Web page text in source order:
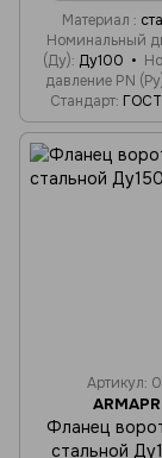
Материал
Номинальный
(Ду) Ду100
давление PN
Стандарт
Артикул:
Фланец
стальной